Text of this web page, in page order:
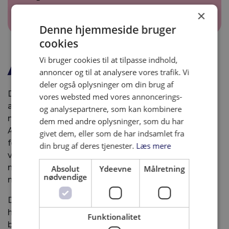
ANSØGNING
Der kan kun ansøges om uddeling via
ansøgningsskema på Festivalens hjemmeside (se
nedenstående formular).
Alle felter i ansøgningsskemaet skal udfyldes og
foreningens/organisationens vedtægter skal
vedhæftes ansøgningen. Din ansøgning er først
modtaget korrekt, når du har modtaget en mail
med kvittering for ansøgningen.
Der kan løbende ansøges på festivalens
hjemmeside. Ansøgningerne vil komme i
betragtning, ved næstkommende uddelingsrunde
×
Denne hjemmeside bruger
cookies
Vi bruger cookies til at tilpasse indhold,
annoncer og til at analysere vores trafik. Vi
deler også oplysninger om din brug af
vores websted med vores annoncerings-
og analysepartnere, som kan kombinere
dem med andre oplysninger, som du har
givet dem, eller som de har indsamlet fra
din brug af deres tjenester. Læs mere
Absolut
nødvendige
Ydeevne Målretning
Funktionalitet